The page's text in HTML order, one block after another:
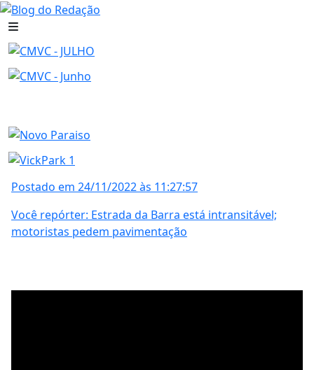
Postado em 24/11/2022 às 11:27:57
Você repórter: Estrada da Barra está intransitável;
motoristas pedem pavimentação